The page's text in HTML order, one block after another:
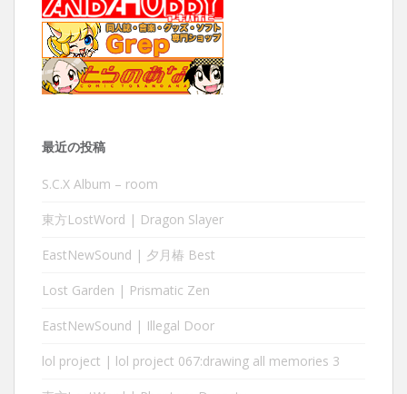
最近の投稿
S.C.X Album – room
東方LostWord | Dragon Slayer
EastNewSound | 夕月椿 Best
Lost Garden | Prismatic Zen
EastNewSound | Illegal Door
lol project | lol project 067:drawing all memories 3